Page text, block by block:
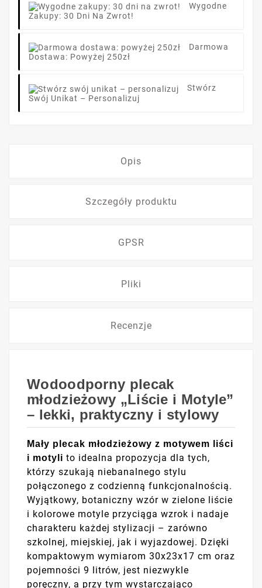
Wygodne
Zakupy: 30 Dni Na Zwrot!
Darmowa
Dostawa: Powyżej 250zł
Stwórz
Swój Unikat – Personalizuj
Opis
Szczegóły produktu
GPSR
Pliki
Recenzje
Wodoodporny plecak
młodzieżowy „Liście i Motyle”
– lekki, praktyczny i stylowy
Mały plecak młodzieżowy z motywem liści
i motyli to idealna propozycja dla tych,
którzy szukają niebanalnego stylu
połączonego z codzienną funkcjonalnością.
Wyjątkowy, botaniczny wzór w zielone liście
i kolorowe motyle przyciąga wzrok i nadaje
charakteru każdej stylizacji – zarówno
szkolnej, miejskiej, jak i wyjazdowej. Dzięki
kompaktowym wymiarom 30x23x17 cm oraz
pojemności 9 litrów, jest niezwykle
poręczny, a przy tym wystarczająco